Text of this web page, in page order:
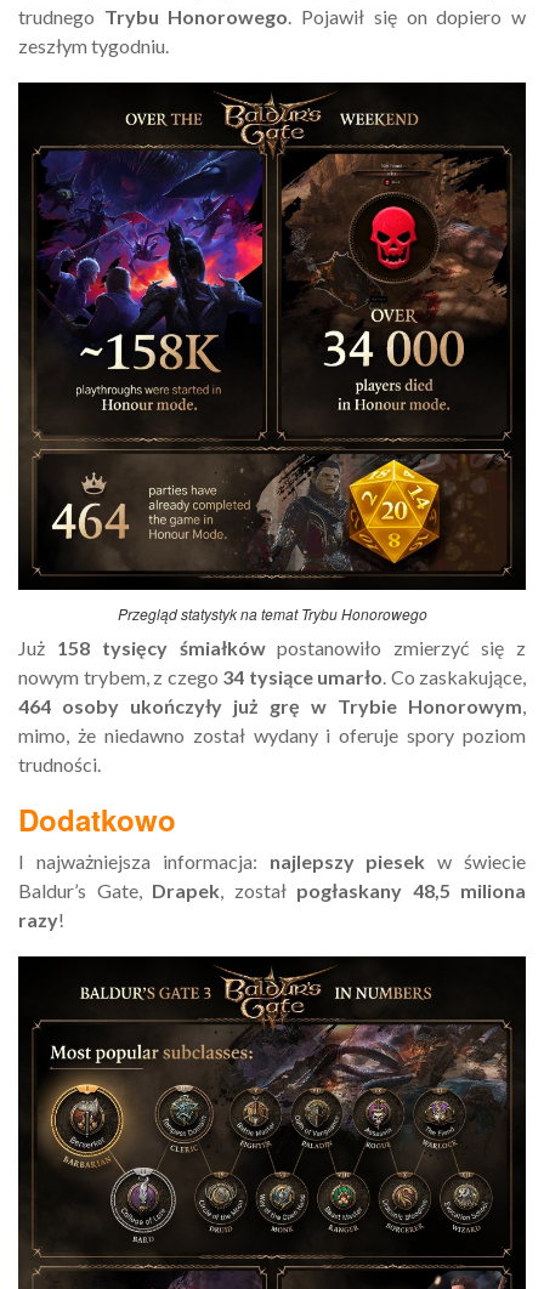
trudnego Trybu Honorowego . Pojawił się on dopiero w
zeszłym tygodniu.
Przegląd statystyk na temat Trybu Honorowego
Już 158 tysięcy śmiałkówpostanowiło zmierzyć się z
nowym trybem, z czego 34 tysiąceumarło . Co zaskakujące,
464 osoby ukończyły już grę w Trybie Honorowym
mimo, że niedawno został wydany i oferuje spory poziom
trudności.
Dodatkowo
I najważniejsza informacja: najlepszy piesek w świecie
Baldur’s Gate, Drapek , został pogłaskany 48,5 miliona
razy!